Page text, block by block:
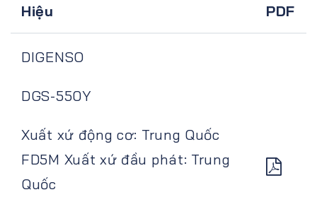
Hiệu PDF
DIGENSO
DGS-550Y
Xuất xứ động cơ: Trung Quốc
FD5M Xuất xứ đầu phát: Trung
Quốc